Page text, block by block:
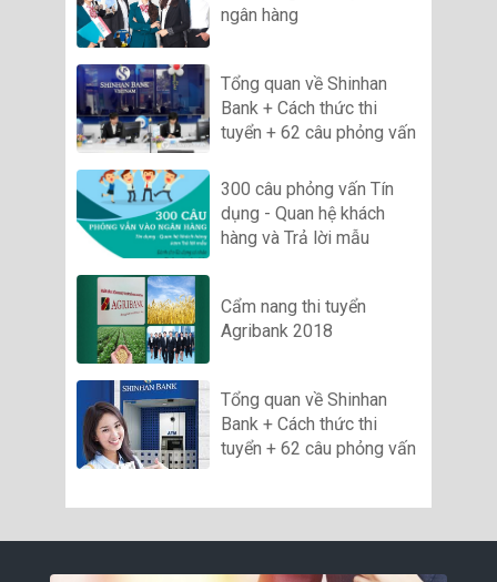
ngân hàng
Tổng quan về Shinhan
Bank + Cách thức thi
tuyển + 62 câu phỏng vấn
300 câu phỏng vấn Tín
dụng - Quan hệ khách
hàng và Trả lời mẫu
Cẩm nang thi tuyển
Agribank 2018
Tổng quan về Shinhan
Bank + Cách thức thi
tuyển + 62 câu phỏng vấn